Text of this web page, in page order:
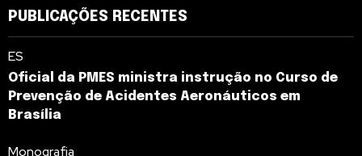
PUBLICAÇÕES RECENTES
ES
Oficial da PMES ministra instrução no Curso de
Prevenção de Acidentes Aeronáuticos em
Brasília
Monografia